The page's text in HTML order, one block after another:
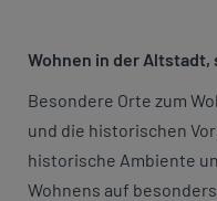
Wohnen in der
Besondere Orte zum
und die historischen
historische Ambiente
Wohnens auf